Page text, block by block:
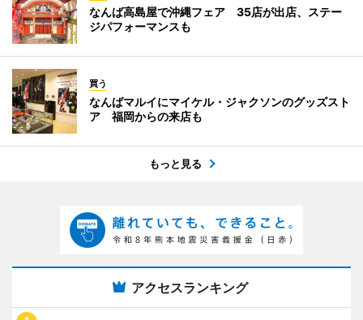
なんば高島屋で沖縄フェア 35店が出店、ステー
ジパフォーマンスも
買う
なんばマルイにマイケル・ジャクソンのグッズスト
ア 福岡からの来店も
もっと見る
アクセスランキング